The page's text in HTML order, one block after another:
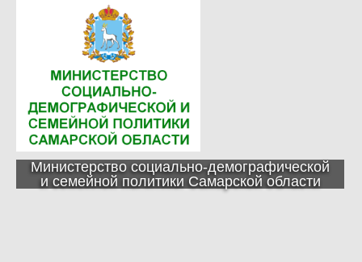
Министерство социально-демографической
и семейной политики Самарской области